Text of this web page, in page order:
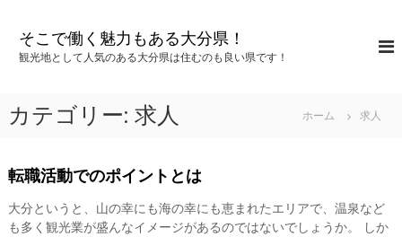
ス
プ
そこで働く魅力もある大分県！
観光地として人気のある大分県は住むのも良い県です！
カテゴリー: 求人 ホーム 求人
転職活動でのポイントとは
大分というと、山の幸にも海の幸にも恵まれたエリアで、温泉など
も多く観光業が盛んなイメージがあるのではないでしょうか。 しか